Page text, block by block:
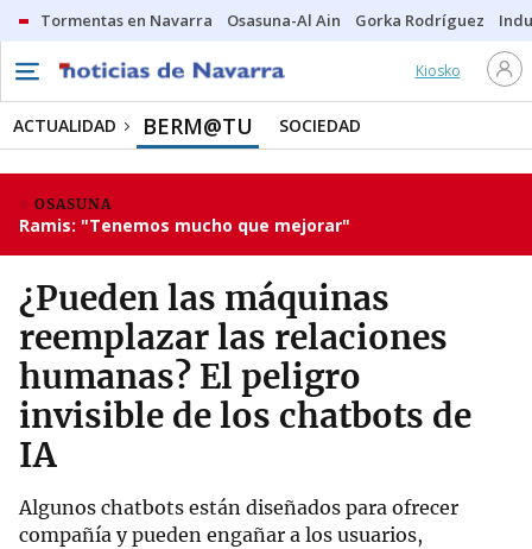
Tormentas en Navarra Osasuna-Al Ain Gorka Rodríguez
Kiosko
ACTUALIDAD BERM@TU SOCIEDAD
OSASUNA
Ramis: "Tenemos mucho que mejorar"
¿Pueden las máquinas
reemplazar las relaciones
humanas? El peligro
invisible de los chatbots de
IA
Algunos chatbots están diseñados para ofrecer
compañía y pueden engañar a los usuarios,